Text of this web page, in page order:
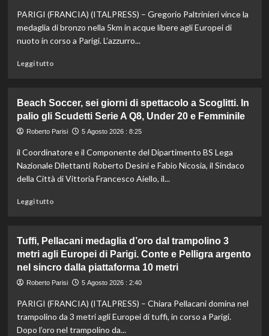
il
bronzo
europeo
PARIGI (FRANCIA) (ITALPRESS) – Gregorio Paltrinieri vince la
medaglia di bronzo nella 5km in acque libere agli Europei di
nuoto in corso a Parigi. L’azzurro...
Leggi tuttoLeggi
Paltrinieri
di
bronzo
5
km
di
oro
a
Wellbrock
Beach Soccer, sei giorni di spettacolo a Scoglitti. In
palio gli Scudetti Serie A Q8, Under 20 e Femminile
Roberto Parisi 5 Agosto 2026 : 8:25
il Coordinatore e il Componente del Dipartimento BS Lega
Nazionale Dilettanti Roberto Desini e Fabio Nicosia, il Sindaco
della Città di Vittoria Francesco Aiello, il...
Leggi tuttoLeggi
Beach
Soccer,
sei
giorni
spettacolo
a
Scoglitti.
Tuffi, Pellacani medaglia d’oro dal trampolino 3
metri agli Europei di Parigi. Conte e Pelligra argento
nel sincro dalla piattaforma 10 metri
Roberto Parisi 5 Agosto 2026 : 2:40
PARIGI (FRANCIA) (ITALPRESS) – Chiara Pellacani domina nel
trampolino da 3 metri agli Europei di tuffi, in corso a Parigi.
Dopo l’oro nel trampolino da...